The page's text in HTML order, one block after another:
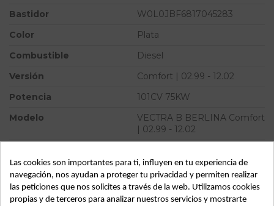
Bastidor
W0L0JBF6817045283
Color
Plata
Combustible
Diesel
Versión
Comfort | 02.99 - 12.02
Potencia
101CV 75KW
Modelo
VECTRA B BERLINA Comfort
| 02.99 - 12.02
Almacén
49349
SubAlmacén
367
Las cookies son importantes para ti, influyen en tu experiencia de
navegación, nos ayudan a proteger tu privacidad y permiten realizar
las peticiones que nos solicites a través de la web. Utilizamos cookies
propias y de terceros para analizar nuestros servicios y mostrarte